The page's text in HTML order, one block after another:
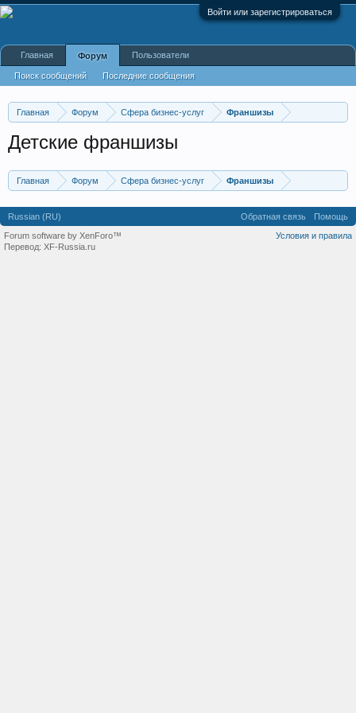
Войти или зарегистрироваться
Главная Форум Сфера бизнес-услуг Франшизы
Детские франшизы
Главная Форум Сфера бизнес-услуг Франшизы
Главная Форум
Поиск сообщений Последние сообщения
Пользователи
Russian (RU) Обратная связь
Помощь
Условия и правила
Forum software by XenForo™
Перевод: XF-Russia.ru